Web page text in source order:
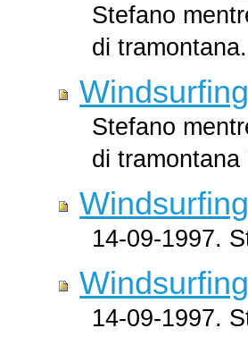
Stefano
di tramontana.
Stefano
di tramontana
14-09-1997.
14-09-1997.